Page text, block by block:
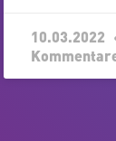
10.03.2022